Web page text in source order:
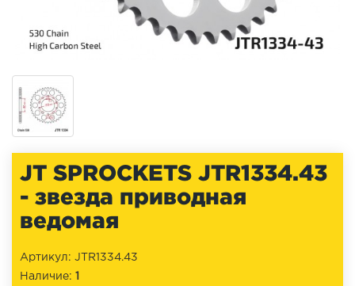
JT SPROCKETS JTR1334.43
- звезда приводная
ведомая
Артикул: JTR1334.43
Наличие: 1